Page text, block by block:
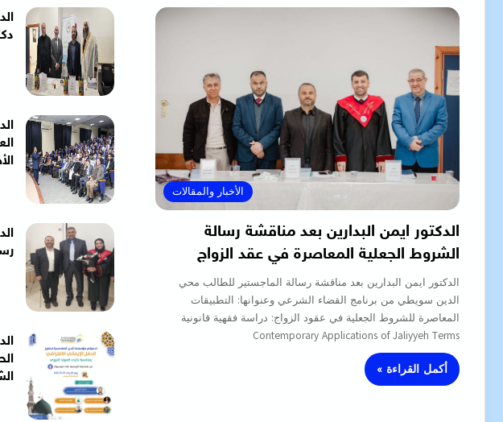
الأخبار والمقالات
الدكتور ايمن البدارين بعد مناقشة رسالة
الشروط الجعلية المعاصرة في عقد الزواج
الدكتور ايمن البدارين بعد مناقشة رسالة الماجستير للطالب محي
الدين سويطي من برنامج القضاء الشرعي وعنوانها: التطبيقات
المعاصرة للشروط الجعلية في عقود الزواج: دراسة فقهية قانونية
Contemporary Applications of Jaliyyeh Terms
أكمل القراءة »